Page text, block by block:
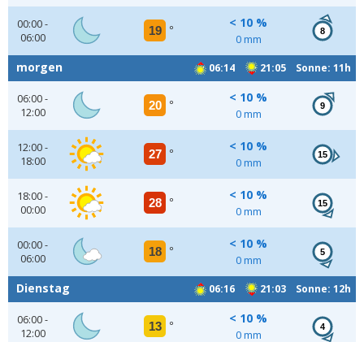
00:00 -
06:00
19 °
< 10 %
0 mm
8
06:14 21:05 Sonne: 11h
morgen
06:00 -
12:00
20 °
< 10 %
0 mm
9
12:00 -
18:00
27 °
< 10 %
0 mm
15
18:00 -
00:00
28 °
< 10 %
0 mm
15
00:00 -
06:00
18 °
< 10 %
0 mm
5
06:16 21:03 Sonne: 12h
Dienstag
06:00 -
12:00
13 °
< 10 %
0 mm
4